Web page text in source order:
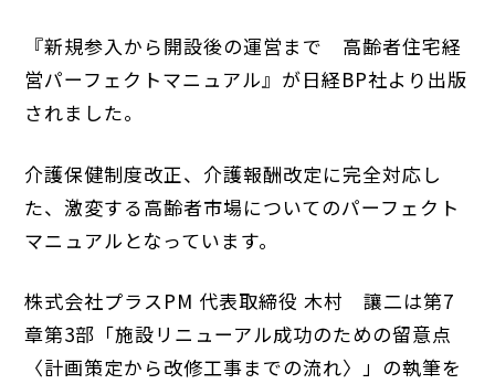
『新規参入から開設後の運営まで 高齢者住宅経
営パーフェクトマニュアル』が日経BP社より出版
されました。
介護保健制度改正、介護報酬改定に完全対応し
た、激変する高齢者市場についてのパーフェクト
マニュアルとなっています。
株式会社プラスPM 代表取締役 木村 讓二は第7
章第3部「施設リニューアル成功のための留意点
〈計画策定から改修工事までの流れ〉」の執筆を